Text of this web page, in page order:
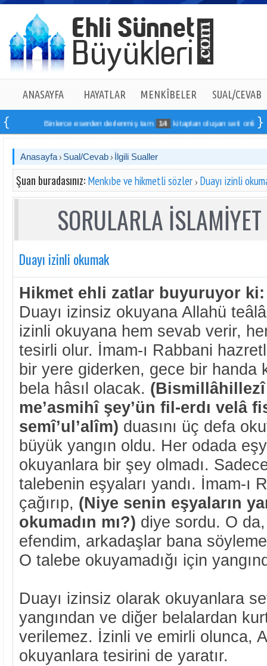
ANASAYFA HAYATLAR MENKÎBELER SUAL/CEVAB
Binlerce eserden derlenmiş tam 14 kitaptan oluşan seti online
Anasayfa Sual/Cevab İlgili Sualler
Şuan buradasınız: Menkıbe ve hikmetli sözler Duayı izinli
SORULARLA
Duayı izinli okumak
Hikmet ehli zatlar buyuruyor ki:
Duayı izinsiz okuyana Allahü
izinli okuyana hem sevab verir,
tesirli olur. İmam-ı Rabbani
bir yere giderken, gece bir handa
bela hâsıl olacak.
me’asmihî şey’ün fil-erdı velâ
semî’ul’alîm) duasını üç defa
büyük yangın oldu. Her odada
okuyanlara bir şey olmadı.
talebenin eşyaları yandı. İmam-ı
çağırıp, (Niye senin eşyaların
okumadın mı?) diye sordu. O da,
efendim, arkadaşlar bana
O talebe okuyamadığı için
Duayı izinsiz olarak okuyanlara
yangından ve diğer belalardan
verilemez. İzinli ve emirli olunca,
okuyanlara tesirini de yaratır.